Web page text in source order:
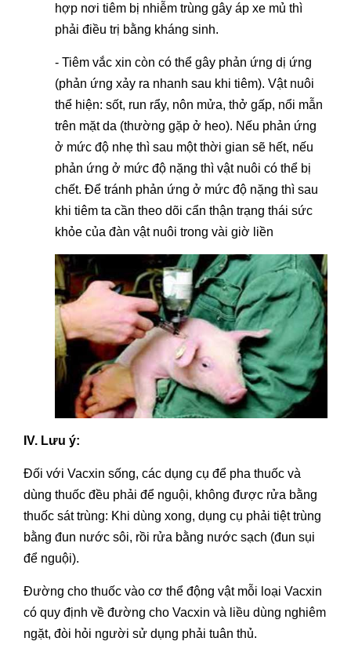
hợp nơi tiêm bị nhiễm trùng gây áp xe mủ thì
phải điều trị bằng kháng sinh.
- Tiêm vắc xin còn có thể gây phản ứng dị ứng
(phản ứng xảy ra nhanh sau khi tiêm). Vật nuôi
thể hiện: sốt, run rẩy, nôn mửa, thở gấp, nổi mẫn
trên mặt da (thường gặp ở heo). Nếu phản ứng
ở mức độ nhẹ thì sau một thời gian sẽ hết, nếu
phản ứng ở mức độ nặng thì vật nuôi có thể bị
chết. Để tránh phản ứng ở mức độ nặng thì sau
khi tiêm ta cần theo dõi cẩn thận trạng thái sức
khỏe của đàn vật nuôi trong vài giờ liền
IV. Lưu ý:
Đối với Vacxin sống, các dụng cụ để pha thuốc và
dùng thuốc đều phải để nguội, không được rửa bằng
thuốc sát trùng: Khi dùng xong, dụng cụ phải tiệt trùng
bằng đun nước sôi, rồi rửa bằng nước sạch (đun sụi
để nguội).
Đường cho thuốc vào cơ thể động vật mỗi loại Vacxin
có quy định về đường cho Vacxin và liều dùng nghiêm
ngặt, đòi hỏi người sử dụng phải tuân thủ.